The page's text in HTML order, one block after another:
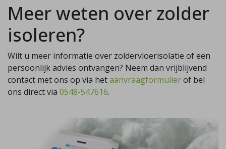
Meer weten over zolder
isoleren?
Wilt u meer informatie over zoldervloerisolatie of een
persoonlijk advies ontvangen? Neem dan vrijblijvend
contact met ons op via hetaanvraagformulierof bel
ons direct via 0548-547616.